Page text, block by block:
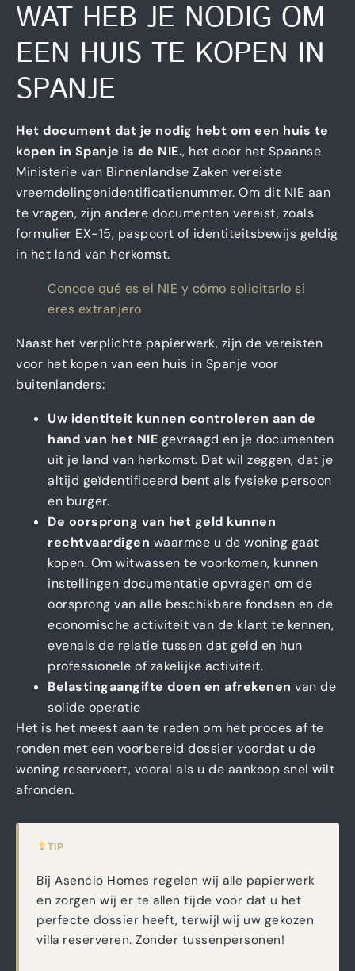
WAT HEB JE NODIG OM
EEN HUIS TE KOPEN IN
SPANJE
Het document dat je nodig hebt om een huis te
kopen in Spanje is de NIE., het door het Spaanse
Ministerie van Binnenlandse Zaken vereiste
vreemdelingenidentificatienummer. Om dit NIE aan
te vragen, zijn andere documenten vereist, zoals
formulier EX-15, paspoort of identiteitsbewijs geldig
in het land van herkomst.
Conoce qué es el NIE y cómo solicitarlo si
eres extranjero
Naast het verplichte papierwerk, zijn de vereisten
voor het kopen van een huis in Spanje voor
buitenlanders:
Uw identiteit kunnen controleren aan de
hand van het NIE gevraagd en je documenten
uit je land van herkomst. Dat wil zeggen, dat je
altijd geïdentificeerd bent als fysieke persoon
en burger.
De oorsprong van het geld kunnen
rechtvaardigen waarmee u de woning gaat
kopen. Om witwassen te voorkomen, kunnen
instellingen documentatie opvragen om de
oorsprong van alle beschikbare fondsen en de
economische activiteit van de klant te kennen,
evenals de relatie tussen dat geld en hun
professionele of zakelijke activiteit.
Belastingaangifte doen en afrekenen van de
solide operatie
Het is het meest aan te raden om het proces af te
ronden met een voorbereid dossier voordat u de
woning reserveert, vooral als u de aankoop snel wilt
afronden.
TIP
Bij Asencio Homes regelen wij alle papierwerk
en zorgen wij er te allen tijde voor dat u het
perfecte dossier heeft, terwijl wij uw gekozen
villa reserveren. Zonder tussenpersonen!